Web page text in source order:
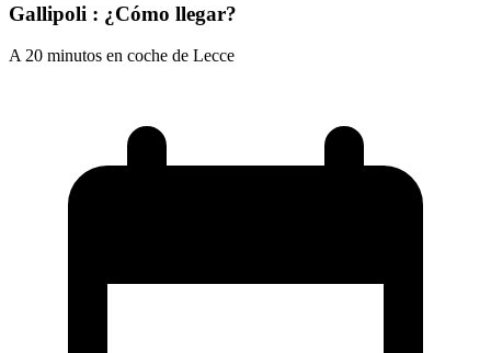
Gallipoli : ¿Cómo llegar?
A 20 minutos en coche de Lecce